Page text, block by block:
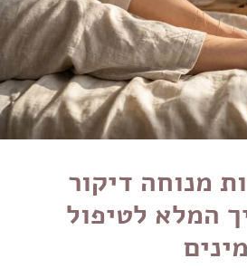
מנוחה דיקור
המלא לטיפול